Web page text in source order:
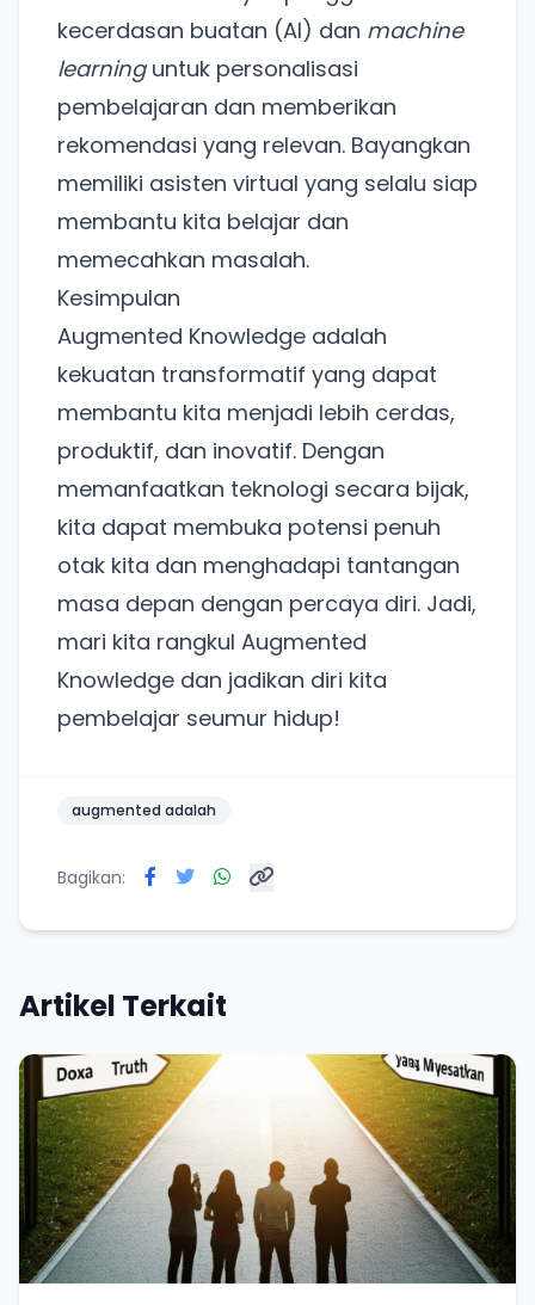
kecerdasan buatan (AI) dan machine
learninguntuk personalisasi
pembelajaran dan memberikan
rekomendasi yang relevan. Bayangkan
memiliki asisten virtual yang selalu siap
membantu kita belajar dan
memecahkan masalah.
Kesimpulan
Augmented Knowledge adalah
kekuatan transformatif yang dapat
membantu kita menjadi lebih cerdas,
produktif, dan inovatif. Dengan
memanfaatkan teknologi secara bijak,
kita dapat membuka potensi penuh
otak kita dan menghadapi tantangan
masa depan dengan percaya diri. Jadi,
mari kita rangkul Augmented
Knowledge dan jadikan diri kita
pembelajar seumur hidup!
augmented adalah
Bagikan:
Artikel Terkait
Punya website SMM baru nih! Coba BulkFame
untuk pengalaman lebih baik.
Tanpa daftar ulang, gratis dicoba. Kamu tetap bisa
pakai Zona Sosmed kapan saja.
Coba BulkFame
Lain kali saja